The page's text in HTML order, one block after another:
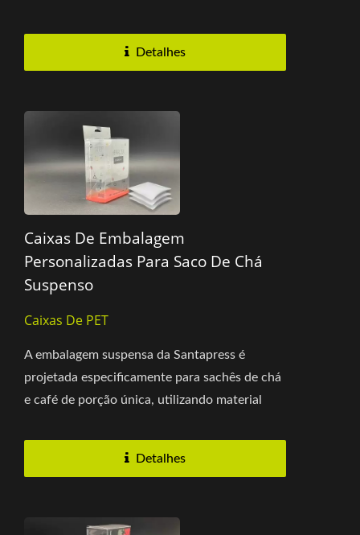
Detalhes
Caixas De Embalagem
Personalizadas Para Saco De Chá
Suspenso
Caixas De PET
A embalagem suspensa da Santapress é
projetada especificamente para sachês de chá
e café de porção única, utilizando material
Detalhes